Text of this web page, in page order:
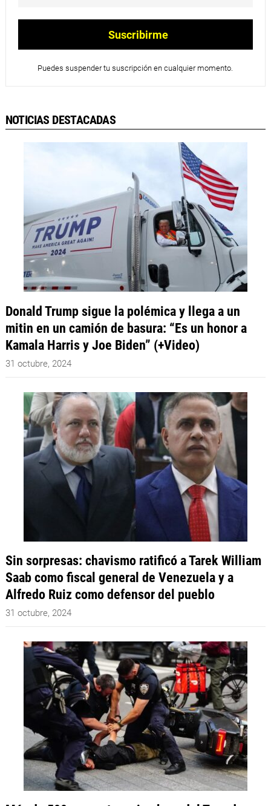
Puedes suspender tu suscripción en cualquier momento.
NOTICIAS DESTACADAS
Donald Trump sigue la polémica y llega a un
mitin en un camión de basura: “Es un honor a
Kamala Harris y Joe Biden” (+Video)
31 octubre, 2024
Sin sorpresas: chavismo ratificó a Tarek William
Saab como fiscal general de Venezuela y a
Alfredo Ruiz como defensor del pueblo
31 octubre, 2024